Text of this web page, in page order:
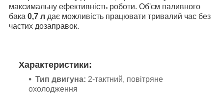
максимальну ефективність роботи. Об'єм паливного
бака 0,7 л дає можливість працювати тривалий час без
частих дозаправок.
Характеристики:
Тип двигуна: 2-тактний, повітряне
охолодження